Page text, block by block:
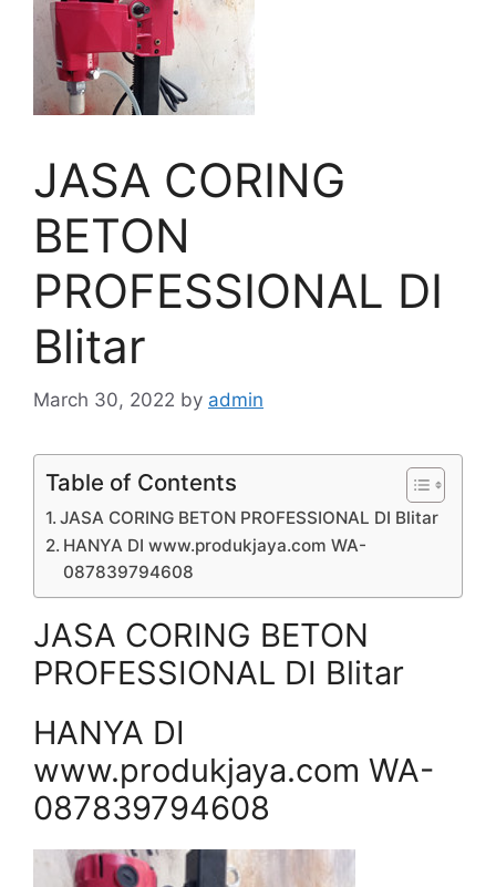
JASA CORING
BETON
PROFESSIONAL DI
Blitar
March 30, 2022 by admin
Table of Contents
JASA CORING BETON PROFESSIONAL DI Blitar
HANYA DI www.produkjaya.com WA-
087839794608
JASA CORING BETON
PROFESSIONAL DI Blitar
HANYA DI
www.produkjaya.com WA-
087839794608